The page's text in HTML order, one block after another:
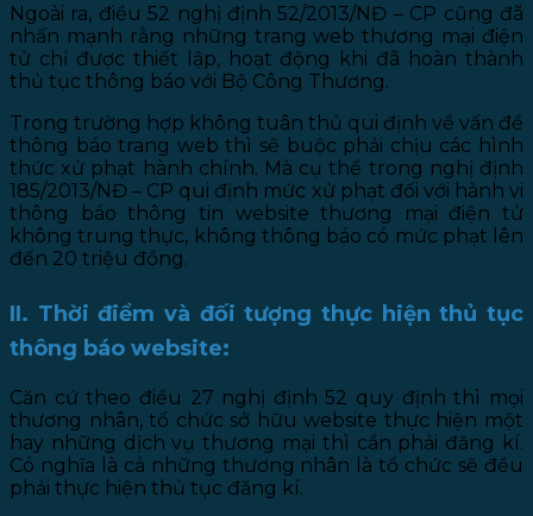
Ngoài ra, điều 52 nghị định 52/2013/NĐ – CP cũng đã
nhấn mạnh rằng những trang web thương mại điện
tử chỉ được thiết lập, hoạt động khi đã hoàn thành
thủ tục thông báo với Bộ Công Thương.
Trong trường hợp không tuân thủ qui định về vấn đề
thông báo trang web thì sẽ buộc phải chịu các hình
thức xử phạt hành chính. Mà cụ thể trong nghị định
185/2013/NĐ – CP qui định mức xử phạt đối với hành vi
thông báo thông tin website thương mại điện tử
không trung thực, không thông báo có mức phạt lên
đến 20 triệu đồng.
II. Thời điểm và đối tượng thực hiện thủ tục
thông báo website:
Căn cứ theo điều 27 nghị định 52 quy định thì mọi
thương nhân, tổ chức sở hữu website thực hiện một
hay những dịch vụ thương mại thì cần phải đăng kí.
Có nghĩa là cả những thương nhân là tổ chức sẽ đều
phải thực hiện thủ tục đăng kí.